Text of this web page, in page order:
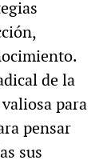
de la
para
pensar
sus